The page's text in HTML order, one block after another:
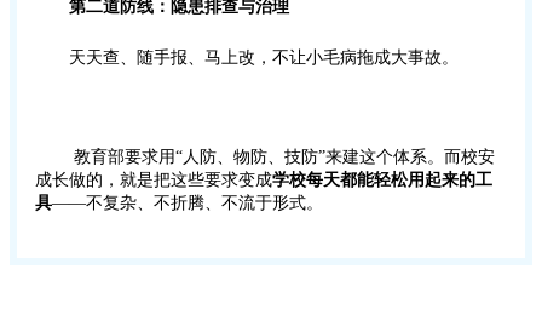
第二道防线：隐患排查与治理
天天查、随手报、马上改，不让小毛病拖成大事故。
教育部要求用“人防、物防、技防”来建这个体系。而校安
成长做的，就是把这些要求变成学校每天都能轻松用起来的工
具——不复杂、不折腾、不流于形式。